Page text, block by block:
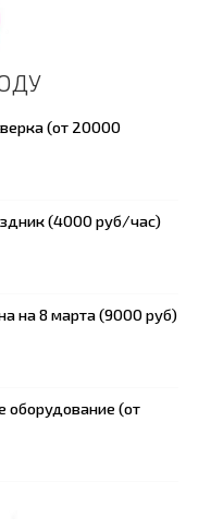
(от 20000
(4000 руб/час)
на 8 марта (9000 руб)
оборудование (от